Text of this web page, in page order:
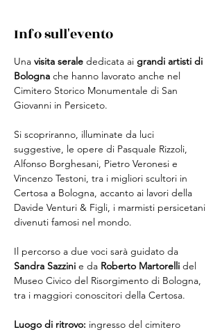
Info sull'evento
Una visita serale dedicata ai grandi artisti di
Bologna che hanno lavorato anche nel
Cimitero Storico Monumentale di San
Giovanni in Persiceto.
Si scopriranno, illuminate da luci
suggestive, le opere di Pasquale Rizzoli,
Alfonso Borghesani, Pietro Veronesi e
Vincenzo Testoni, tra i migliori scultori in
Certosa a Bologna, accanto ai lavori della
Davide Venturi & Figli, i marmisti persicetani
divenuti famosi nel mondo.
Il percorso a due voci sarà guidato da
Sandra Sazzini e da Roberto Martorelli del
Museo Civico del Risorgimento di Bologna,
tra i maggiori conoscitori della Certosa.
Luogo di ritrovo: ingresso del cimitero